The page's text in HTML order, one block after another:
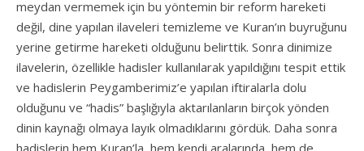
meydan vermemek için bu yöntemin bir reform hareketi
değil, dine yapılan ilaveleri temizleme ve Kuran’ın buyruğunu
yerine getirme hareketi olduğunu belirttik. Sonra dinimize
ilavelerin, özellikle hadisler kullanılarak yapıldığını tespit ettik
ve hadislerin Peygamberimiz’e yapılan iftiralarla dolu
olduğunu ve “hadis” başlığıyla aktarılanların birçok yönden
dinin kaynağı olmaya layık olmadıklarını gördük. Daha sonra
hadislerin hem Kuran’la, hem kendi aralarında, hem de